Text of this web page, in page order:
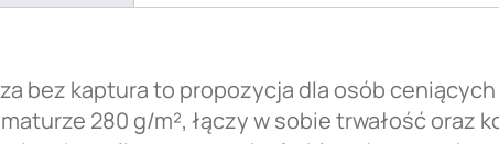
bez kaptura to propozycja dla osób
280 g/m², łączy w sobie trwałość